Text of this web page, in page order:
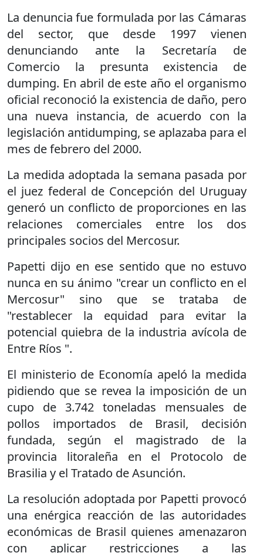
La denuncia fue formulada por las Cámaras
del sector, que desde 1997 vienen
denunciando ante la Secretaría de
Comercio la presunta existencia de
dumping. En abril de este año el organismo
oficial reconoció la existencia de daño, pero
una nueva instancia, de acuerdo con la
legislación antidumping, se aplazaba para el
mes de febrero del 2000.
La medida adoptada la semana pasada por
el juez federal de Concepción del Uruguay
generó un conflicto de proporciones en las
relaciones comerciales entre los dos
principales socios del Mercosur.
Papetti dijo en ese sentido que no estuvo
nunca en su ánimo "crear un conflicto en el
Mercosur" sino que se trataba de
"restablecer la equidad para evitar la
potencial quiebra de la industria avícola de
Entre Ríos ".
El ministerio de Economía apeló la medida
pidiendo que se revea la imposición de un
cupo de 3.742 toneladas mensuales de
pollos importados de Brasil, decisión
fundada, según el magistrado de la
provincia litoraleña en el Protocolo de
Brasilia y el Tratado de Asunción.
La resolución adoptada por Papetti provocó
una enérgica reacción de las autoridades
económicas de Brasil quienes amenazaron
con aplicar restricciones a las